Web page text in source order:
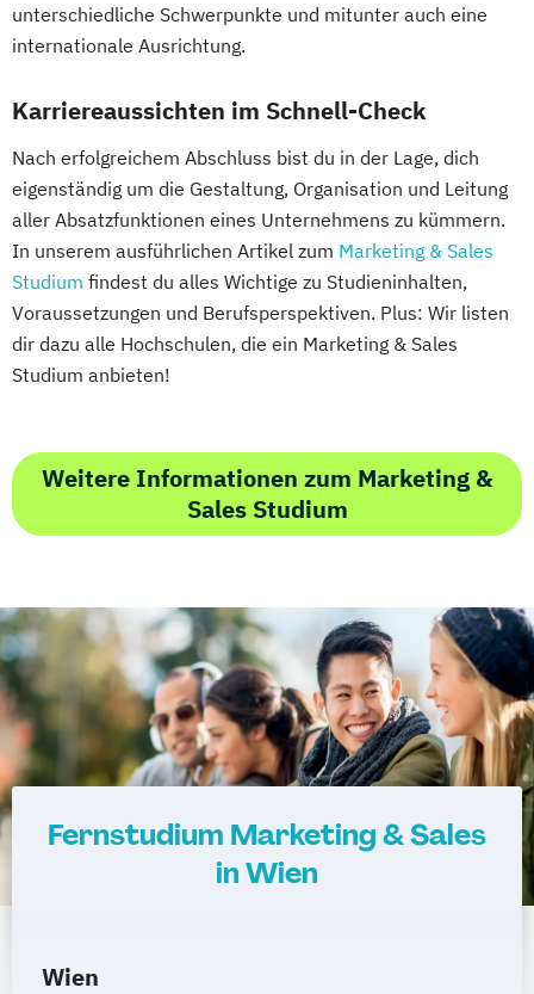
unterschiedliche Schwerpunkte und mitunter auch eine
internationale Ausrichtung.
Karriereaussichten im Schnell-Check
Nach erfolgreichem Abschluss bist du in der Lage, dich
eigenständig um die Gestaltung, Organisation und Leitung
aller Absatzfunktionen eines Unternehmens zu kümmern.
In unserem ausführlichen Artikel zum Marketing & Sales
Studium findest du alles Wichtige zu Studieninhalten,
Voraussetzungen und Berufsperspektiven. Plus: Wir listen
dir dazu alle Hochschulen, die ein Marketing & Sales
Studium anbieten!
Weitere Informationen zum Marketing &
Sales Studium
Fernstudium Marketing & Sales
in Wien
Wien